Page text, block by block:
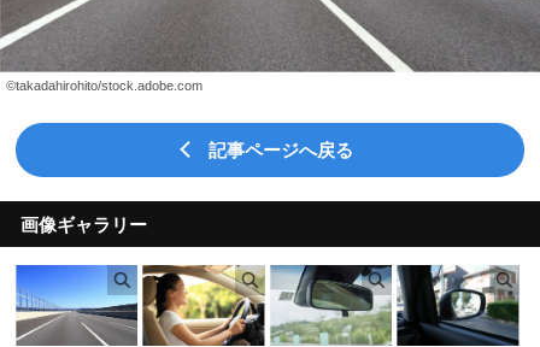
©takadahirohito/stock.adobe.com
記事ページへ戻る
画像ギャラリー